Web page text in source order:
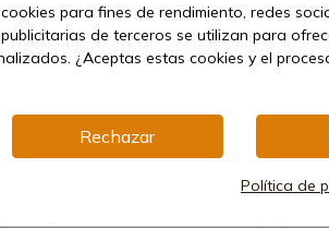
REF: 656
OPINEL
Navaja Serpette Opinel Podón Nº08
REF:
OPINEL
Blister
para fines de rendimiento, redes
de terceros se utilizan para
¿Aceptas estas cookies y el
Rechazar
Política de